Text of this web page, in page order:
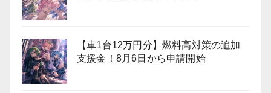
【車1台12万円分】燃料高対策の追加
支援金！8月6日から申請開始